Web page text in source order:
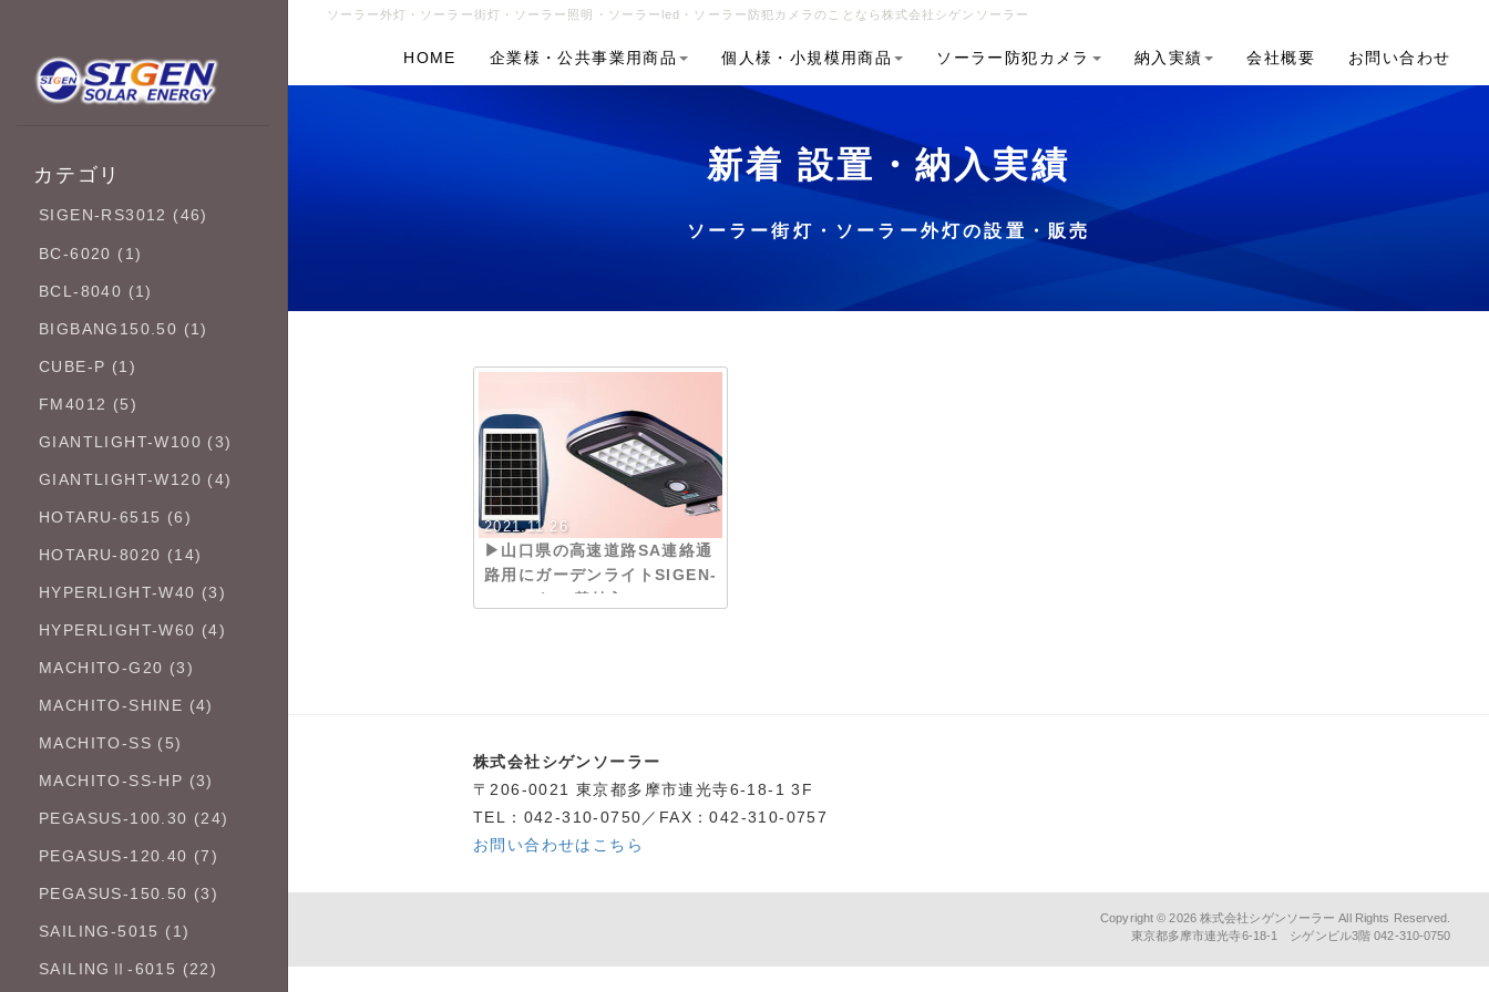
ソーラー外灯・ソーラー街灯・ソーラー照明・ソーラーled・ソーラー防犯カメラのことなら株式会社シゲンソーラー
HOME 企業様・公共事業用商品 個人様・小規模用商品 ソーラー防犯カメラ 納入実績 会社概要 お問い合わせ
新着 設置・納入実績
ソーラー街灯・ソーラー外灯の設置・販売
2021.11.26
▶︎山口県の高速道路SA連絡通
路用にガーデンライトSIGEN-
SP3-Pを12基納入
株式会社シゲンソーラー
〒206-0021 東京都多摩市連光寺6-18-1 3F
TEL：042-310-0750／FAX：042-310-0757
お問い合わせはこちら
Copyright © 2026 株式会社シゲンソーラー All Rights Reserved.
東京都多摩市連光寺6-18-1 シゲンビル3階 042-310-0750
カテゴリ
SIGEN-RS3012 (46)
BC-6020 (1)
BCL-8040 (1)
BIGBANG150.50 (1)
CUBE-P (1)
FM4012 (5)
GIANTLIGHT-W100 (3)
GIANTLIGHT-W120 (4)
HOTARU-6515 (6)
HOTARU-8020 (14)
HYPERLIGHT-W40 (3)
HYPERLIGHT-W60 (4)
MACHITO-G20 (3)
MACHITO-SHINE (4)
MACHITO-SS (5)
MACHITO-SS-HP (3)
PEGASUS-100.30 (24)
PEGASUS-120.40 (7)
PEGASUS-150.50 (3)
SAILING-5015 (1)
SAILINGⅡ-6015 (22)